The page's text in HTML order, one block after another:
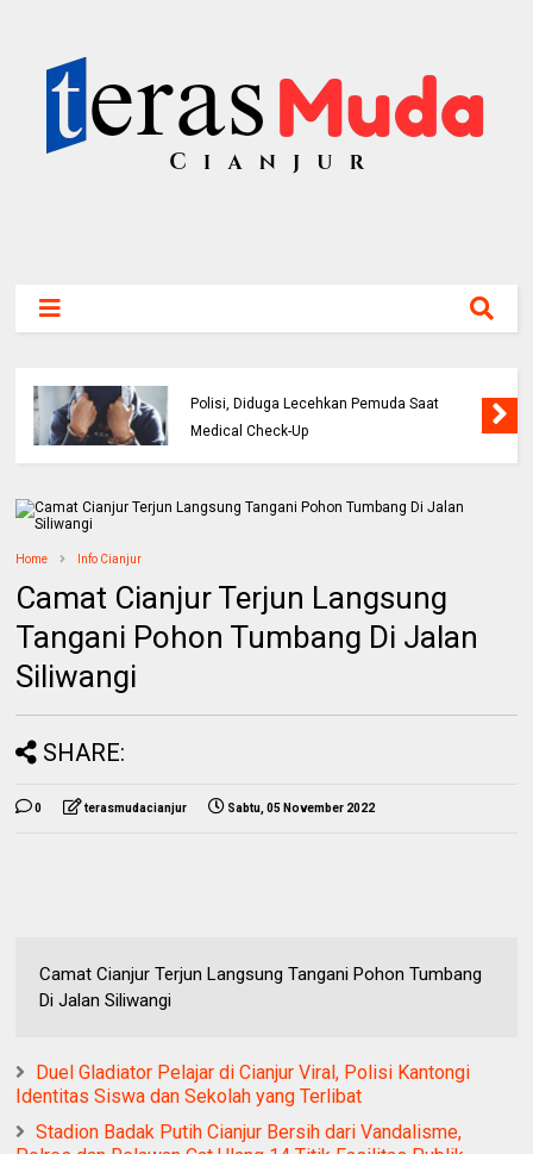
Polisi, Diduga Lecehkan Pemuda Saat
Medical Check-Up
Home Info Cianjur
Camat Cianjur Terjun Langsung
Tangani Pohon Tumbang Di Jalan
Siliwangi
SHARE:
0 terasmudacianjur Sabtu, 05 November 2022
Camat Cianjur Terjun Langsung Tangani Pohon Tumbang
Di Jalan Siliwangi
Duel Gladiator Pelajar di Cianjur Viral, Polisi Kantongi
Identitas Siswa dan Sekolah yang Terlibat
Stadion Badak Putih Cianjur Bersih dari Vandalisme,